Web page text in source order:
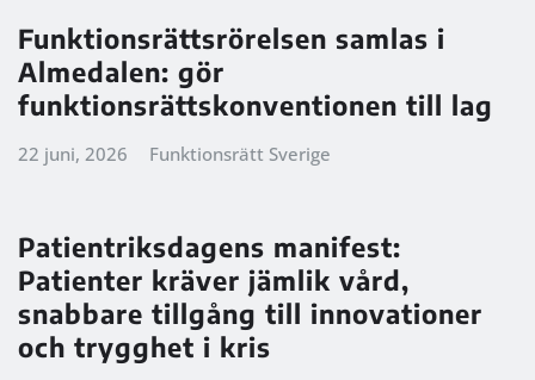
Funktionsrättsrörelsen samlas i
Almedalen: gör
funktionsrättskonventionen till lag
22 juni, 2026 Funktionsrätt Sverige
Patientriksdagens manifest:
Patienter kräver jämlik vård,
snabbare tillgång till innovationer
och trygghet i kris